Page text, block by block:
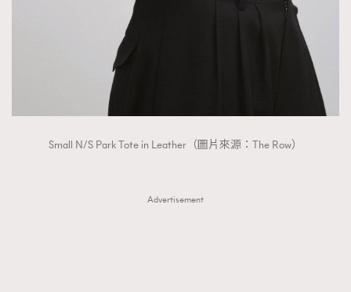
Small N/S Park Tote in Leather（圖片來源：The Row）
Advertisement